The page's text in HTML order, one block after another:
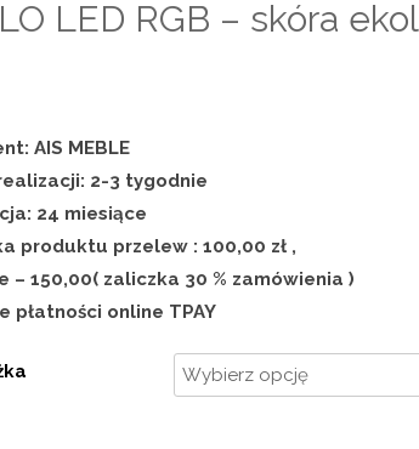
LED RGB – skóra
AIS MEBLE
2-3 tygodnie
24 miesiące
produktu przelew : 100,00 zł ,
– 150,00( zaliczka 30 % zamówienia )
płatności online TPAY